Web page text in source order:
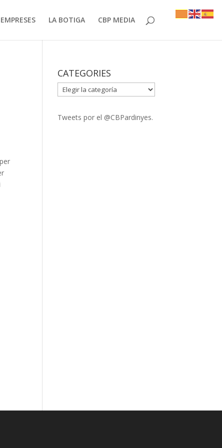
EMPRESES LA BOTIGA CBP MEDIA
CATEGORIES
CATEGORIES
Tweets por el @CBPardinyes.